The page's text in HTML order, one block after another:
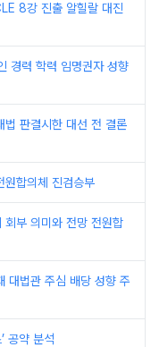
8강 진출 알힐랄 대진
경력 학력 임명권자 성향
법 판결시한 대선 전 결론
원합의체 진검승부
회부 의미와 전망 전원합
대법관 주심 배당 성향 주
공약 분석